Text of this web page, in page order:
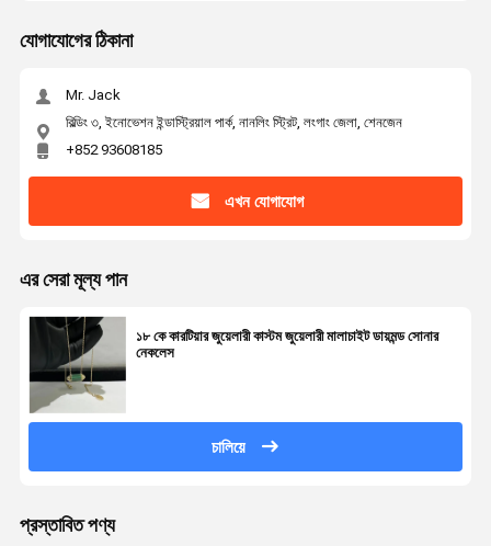
যোগাযোগের ঠিকানা
Mr. Jack
বিল্ডিং ৩, ইনোভেশন ইন্ডাস্ট্রিয়াল পার্ক, নানলিং স্ট্রিট, লংগাং জেলা, শেনজেন
+852 93608185
এখন যোগাযোগ
এর সেরা মূল্য পান
১৮ কে কারটিয়ার জুয়েলারী কাস্টম জুয়েলারী মালাচাইট ডায়মন্ড সোনার
নেকলেস
চালিয়ে
প্রস্তাবিত পণ্য